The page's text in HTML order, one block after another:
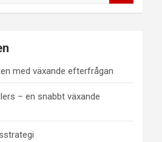
med växande efterfrågan
– en snabbt växande